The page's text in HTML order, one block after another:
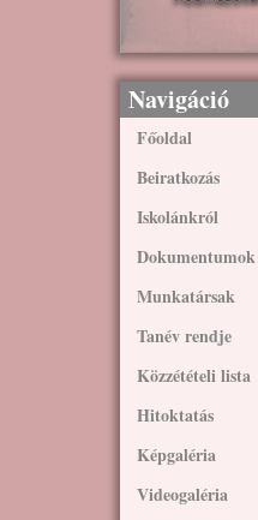
Navigáció
Főoldal
Beiratkozás
Iskolánkról
Dokumentumok
Munkatársak
Tanév rendje
Közzétételi lista
Hitoktatás
Képgaléria
Videogaléria